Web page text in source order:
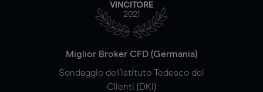
VINCITORE
2021
Miglior Broker CFD (Germania)
Sondaggio dell'Istituto Tedesco dei
Clienti (DKI)